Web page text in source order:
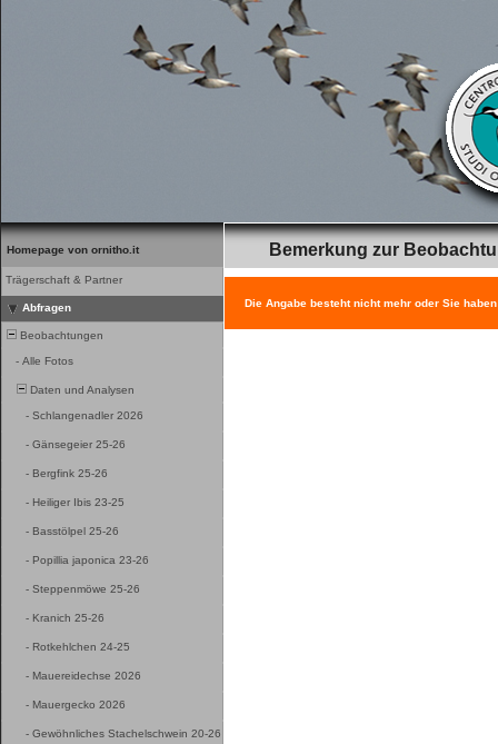
Homepage von ornitho.it
Trägerschaft & Partner
Abfragen
Beobachtungen
- Alle Fotos
Daten und Analysen
- Schlangenadler 2026
- Gänsegeier 25-26
- Bergfink 25-26
- Heiliger Ibis 23-25
- Basstölpel 25-26
- Popillia japonica 23-26
- Steppenmöwe 25-26
- Kranich 25-26
- Rotkehlchen 24-25
- Mauereidechse 2026
- Mauergecko 2026
- Gewöhnliches Stachelschwein 20-26
Bemerkung zur
Die Angabe besteht nicht mehr oder Sie